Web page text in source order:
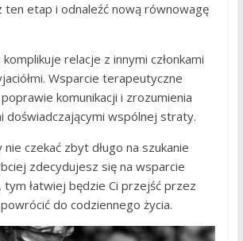
ten etap i odnaleźć nową równowagę
komplikuje relacje z innymi członkami
Wsparcie terapeutyczne
komunikacji i zrozumienia
doświadczającymi wspólnej straty.
czekać zbyt długo na szukanie
zdecydujesz się na wsparcie
tym łatwiej będzie Ci przejść przez
do codziennego życia.